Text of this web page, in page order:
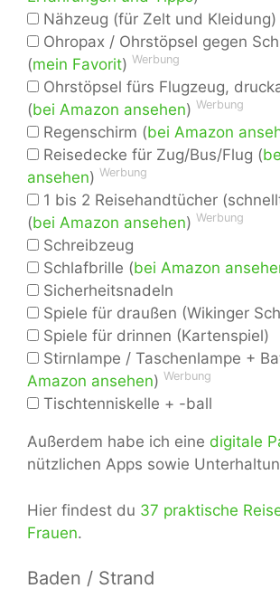
Nähzeug (für Zelt und Kleidung)
Ohropax / Ohrstöpsel gegen
(mein Favorit) Werbung
Ohrstöpsel fürs Flugzeug,
(bei Amazon ansehen) Werbung
Regenschirm (bei Amazon
Reisedecke für Zug/Bus/Flug (
ansehen) Werbung
1 bis 2 Reisehandtücher
(bei Amazon ansehen) Werbung
Schreibzeug
Schlafbrille (bei Amazon
Sicherheitsnadeln
Spiele für draußen (Wikinger
Spiele für drinnen (Kartenspiel)
Stirnlampe / Taschenlampe +
Amazon ansehen) Werbung
Tischtenniskelle + -ball
Außerdem habe ich eine digitale
nützlichen Apps sowie
Hier findest du 37 praktische
Frauen.
Baden / Strand